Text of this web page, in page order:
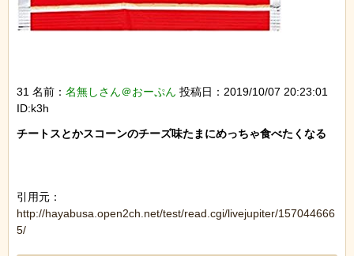
31 名前： 名無しさん＠おーぷん 投稿日：2019/10/07 20:23:01
ID:k3h
チートスとかスコーンのチーズ味たまにめっちゃ食べたくなる
引用元：
http://hayabusa.open2ch.net/test/read.cgi/livejupiter/157044666
5/